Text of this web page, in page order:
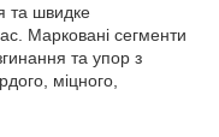
та швидке
Марковані сегменти
та упор з
міцного,